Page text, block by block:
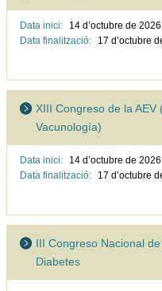
Data inici: 14 d’octubre de 2026
Data finalització:
17 d’octubre
XIII Congreso de la AEV
Vacunología)
Data inici: 14 d’octubre de 2026
Data finalització:
17 d’octubre
III Congreso Nacional
Diabetes